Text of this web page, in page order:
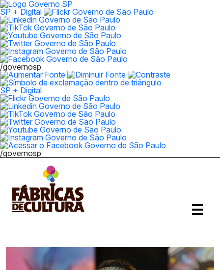
SP + Digital
/governosp
SP + Digital
/governosp